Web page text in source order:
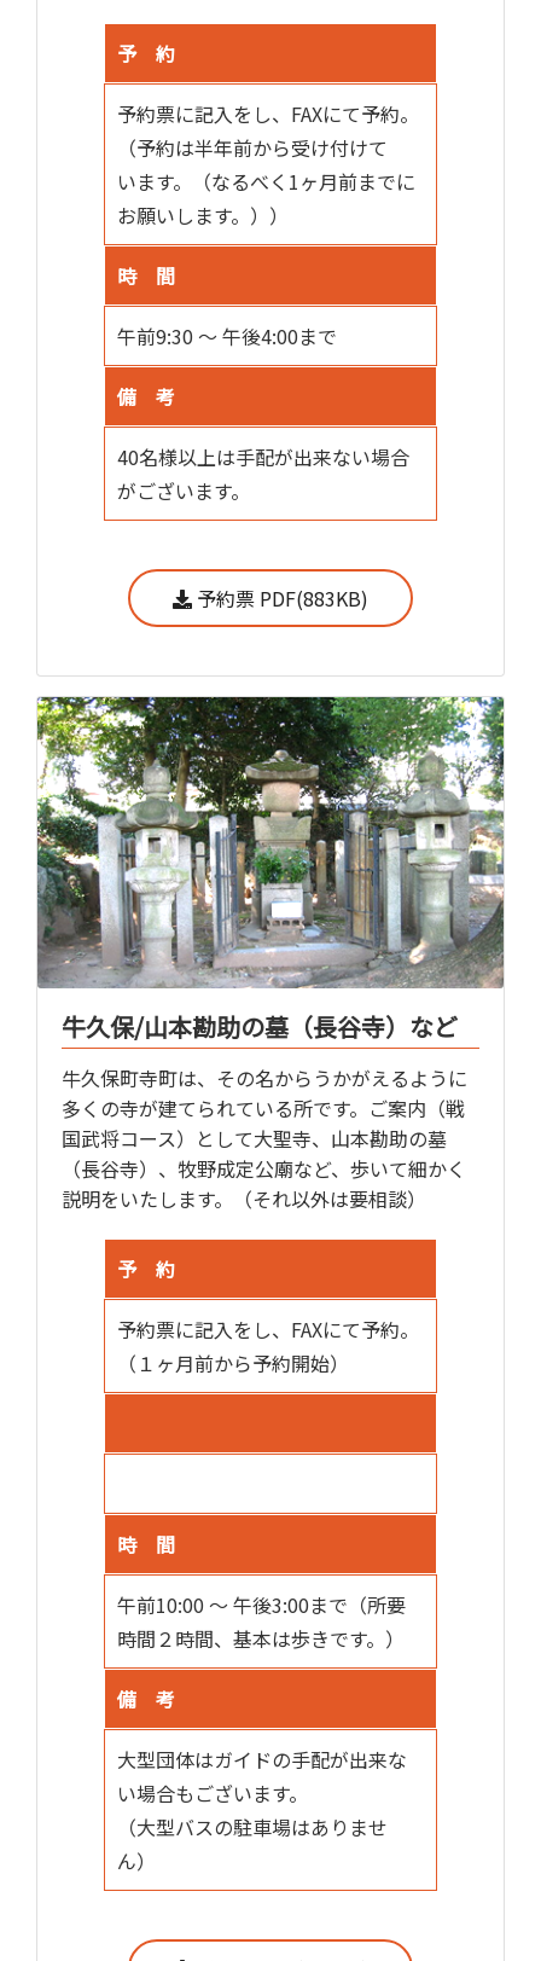
予 約
予約票に記入をし、FAXにて予約。
（予約は半年前から受け付けて
います。（なるべく1ヶ月前までに
お願いします。））
時 間
午前9:30 ～ 午後4:00まで
備 考
40名様以上は手配が出来ない場合
がございます。
予約票 PDF(883KB)
牛久保/山本勘助の墓（長谷寺）など
牛久保町寺町は、その名からうかがえるように
多くの寺が建てられている所です。ご案内（戦
国武将コース）として大聖寺、山本勘助の墓
（長谷寺）、牧野成定公廟など、歩いて細かく
説明をいたします。（それ以外は要相談）
予 約
予約票に記入をし、FAXにて予約。
（１ヶ月前から予約開始）
時 間
午前10:00 ～ 午後3:00まで（所要
時間２時間、基本は歩きです。）
備 考
大型団体はガイドの手配が出来な
い場合もございます。
（大型バスの駐車場はありませ
ん）